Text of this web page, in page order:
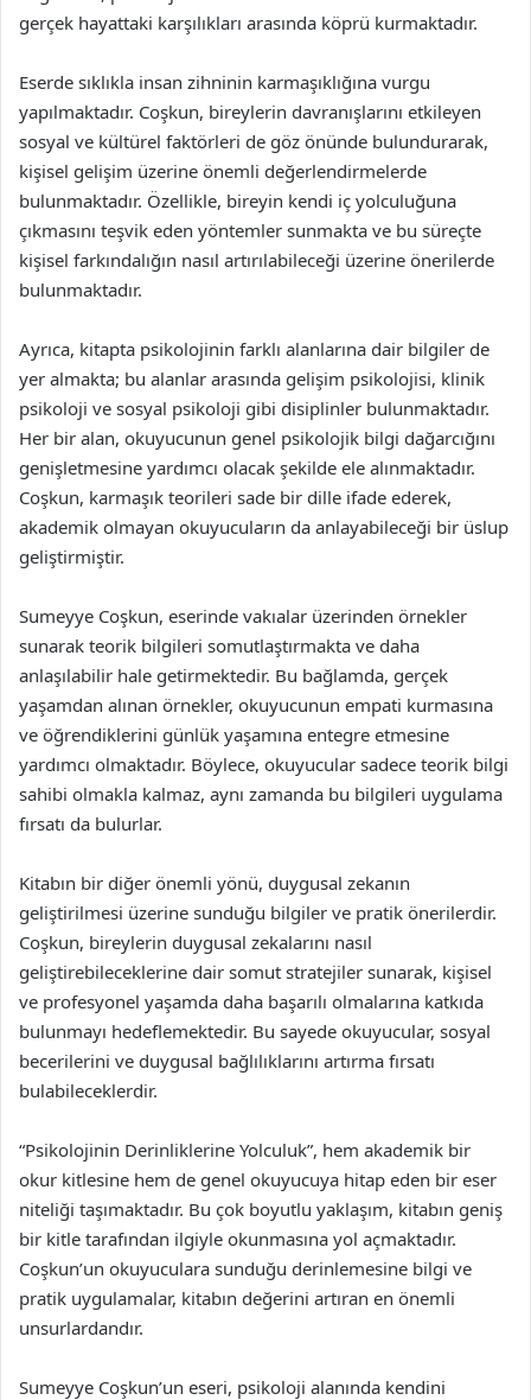
gerçek hayattaki karşılıkları arasında köprü kurmaktadır.
Eserde sıklıkla insan zihninin karmaşıklığına vurgu
yapılmaktadır. Coşkun, bireylerin davranışlarını etkileyen
sosyal ve kültürel faktörleri de göz önünde bulundurarak,
kişisel gelişim üzerine önemli değerlendirmelerde
bulunmaktadır. Özellikle, bireyin kendi iç yolculuğuna
çıkmasını teşvik eden yöntemler sunmakta ve bu süreçte
kişisel farkındalığın nasıl artırılabileceği üzerine önerilerde
bulunmaktadır.
Ayrıca, kitapta psikolojinin farklı alanlarına dair bilgiler de
yer almakta; bu alanlar arasında gelişim psikolojisi, klinik
psikoloji ve sosyal psikoloji gibi disiplinler bulunmaktadır.
Her bir alan, okuyucunun genel psikolojik bilgi dağarcığını
genişletmesine yardımcı olacak şekilde ele alınmaktadır.
Coşkun, karmaşık teorileri sade bir dille ifade ederek,
akademik olmayan okuyucuların da anlayabileceği bir üslup
geliştirmiştir.
Sumeyye Coşkun, eserinde vakıalar üzerinden örnekler
sunarak teorik bilgileri somutlaştırmakta ve daha
anlaşılabilir hale getirmektedir. Bu bağlamda, gerçek
yaşamdan alınan örnekler, okuyucunun empati kurmasına
ve öğrendiklerini günlük yaşamına entegre etmesine
yardımcı olmaktadır. Böylece, okuyucular sadece teorik bilgi
sahibi olmakla kalmaz, aynı zamanda bu bilgileri uygulama
fırsatı da bulurlar.
Kitabın bir diğer önemli yönü, duygusal zekanın
geliştirilmesi üzerine sunduğu bilgiler ve pratik önerilerdir.
Coşkun, bireylerin duygusal zekalarını nasıl
geliştirebileceklerine dair somut stratejiler sunarak, kişisel
ve profesyonel yaşamda daha başarılı olmalarına katkıda
bulunmayı hedeflemektedir. Bu sayede okuyucular, sosyal
becerilerini ve duygusal bağlılıklarını artırma fırsatı
bulabileceklerdir.
“Psikolojinin Derinliklerine Yolculuk”, hem akademik bir
okur kitlesine hem de genel okuyucuya hitap eden bir eser
niteliği taşımaktadır. Bu çok boyutlu yaklaşım, kitabın geniş
bir kitle tarafından ilgiyle okunmasına yol açmaktadır.
Coşkun’un okuyuculara sunduğu derinlemesine bilgi ve
pratik uygulamalar, kitabın değerini artıran en önemli
unsurlardandır.
Sumeyye Coşkun’un eseri, psikoloji alanında kendini